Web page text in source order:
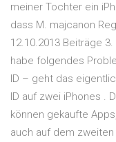
meiner Tochter ein
dass M. majcanon
12.10.2013 Beiträge
habe folgendes
ID – geht das
ID auf zwei iPhones .
können gekaufte
auch auf dem